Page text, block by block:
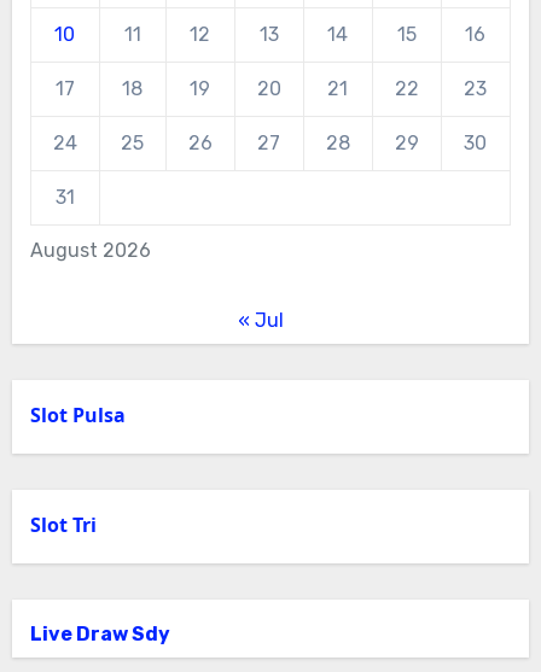
August 2026
10 11 12 13 14 15 16
17 18 19 20 21 22 23
24 25 26 27 28 29 30
31
« Jul
Slot Pulsa
Slot Tri
Live Draw Sdy